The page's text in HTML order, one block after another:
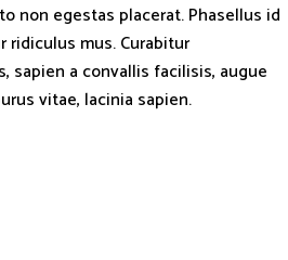
non egestas placerat. Phasellus id
mus. Curabitur
sapien a convallis facilisis, augue
vitae, lacinia sapien.